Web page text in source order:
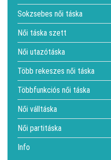
Sokzsebes női táska
Női táska szett
Női utazótáska
Több rekeszes női táska
Többfunkciós női táska
Női válltáska
Női partitáska
Info